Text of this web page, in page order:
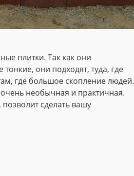
плитки. Так как они
они подходят, туда, где
где большое скопление людей.
необычная и практичная.
сделать вашу